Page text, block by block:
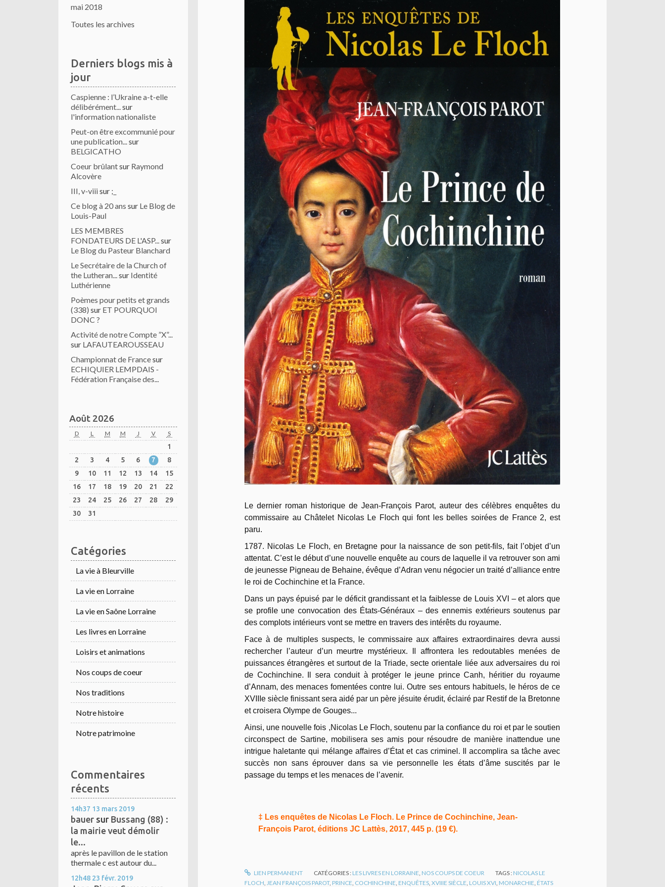
mai 2018
Toutes les archives
Derniers blogs mis à
jour
Caspienne : l’Ukraine a-t-elle
délibérément...sur
l'information nationaliste
Peut-on être excommunié pour
une publication...sur
BELGICATHO
Coeur brûlantsur Raymond
Alcovère
III, v-viiisur ;_
Ce blog à 20 ans sur Le Blog de
Louis-Paul
LES MEMBRES
FONDATEURS DE L'ASP...sur
Le Blog du Pasteur Blanchard
Le Secrétaire de la Church of
the Lutheran...sur Identité
Luthérienne
Poèmes pour petits et grands
(338) sur ET POURQUOI
DONC ?
Activité de notre Compte ”X”...
sur LAFAUTEAROUSSEAU
Championnat de Francesur
ECHIQUIER LEMPDAIS -
Fédération Française des...
Août 2026
D L M M J V S
1
2
3 4 5 6 7
8
9
10 11 12 13 14
15
16
17 18 19 20 21
22
23
24 25 26 27 28
29
30
31
Catégories
La vie à Bleurville
La vie en Lorraine
La vie en Saône Lorraine
Les livres en Lorraine
Loisirs et animations
Nos coups de coeur
Nos traditions
Notre histoire
Notre patrimoine
Commentaires
récents
14h37 13 mars 2019
bauer sur Bussang (88) :
la mairie veut démolir
le...
après le pavillon de le station
thermale c est autour du...
12h48 23 févr. 2019
Le dernier roman historique de Jean-François Parot, auteur des célèbres enquêtes du
commissaire au Châtelet Nicolas Le Floch qui font les belles soirées de France 2, est
paru.
1787. Nicolas Le Floch, en Bretagne pour la naissance de son petit-fils, fait l’objet d’un
attentat. C’est le début d’une nouvelle enquête au cours de laquelle il va retrouver son ami
de jeunesse Pigneau de Behaine, évêque d’Adran venu négocier un traité d’alliance entre
le roi de Cochinchine et la France.
Dans un pays épuisé par le déficit grandissant et la faiblesse de Louis XVI – et alors que
se profile une convocation des États-Généraux – des ennemis extérieurs soutenus par
des complots intérieurs vont se mettre en travers des intérêts du royaume.
Face à de multiples suspects, le commissaire aux affaires extraordinaires devra aussi
rechercher l’auteur d’un meurtre mystérieux. Il affrontera les redoutables menées de
puissances étrangères et surtout de la Triade, secte orientale liée aux adversaires du roi
de Cochinchine. Il sera conduit à protéger le jeune prince Canh, héritier du royaume
d’Annam, des menaces fomentées contre lui. Outre ses entours habituels, le héros de ce
XVIIIe siècle finissant sera aidé par un père jésuite érudit, éclairé par Restif de la Bretonne
et croisera Olympe de Gouges...
Ainsi, une nouvelle fois ,Nicolas Le Floch, soutenu par la confiance du roi et par le soutien
circonspect de Sartine, mobilisera ses amis pour résoudre de manière inattendue une
intrigue haletante qui mélange affaires d’État et cas criminel. Il accomplira sa tâche avec
succès non sans éprouver dans sa vie personnelle les états d’âme suscités par le
passage du temps et les menaces de l’avenir.
‡ Les enquêtes de Nicolas Le Floch. Le Prince de Cochinchine, Jean-
François Parot, éditions JC Lattès, 2017, 445 p. (19 €).
LIEN PERMANENT CATÉGORIES : LES LIVRES EN LORRAINE NOS COUPS DE COEUR TAGS : NICOLAS LE
FLOCH JEAN FRANÇOIS PAROT, PRINCE COCHINCHINE ENQUÊTES XVIIIE SIÈCLE LOUIS XVI MONARCHIE ÉTATS